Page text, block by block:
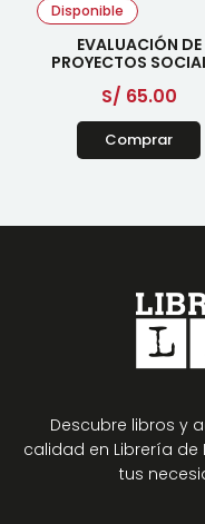
Disponible
EVALUACIÓN DE
PROYECTOS
S/ 65.00
Comprar
Descubre libros y
calidad en Librería de
tus